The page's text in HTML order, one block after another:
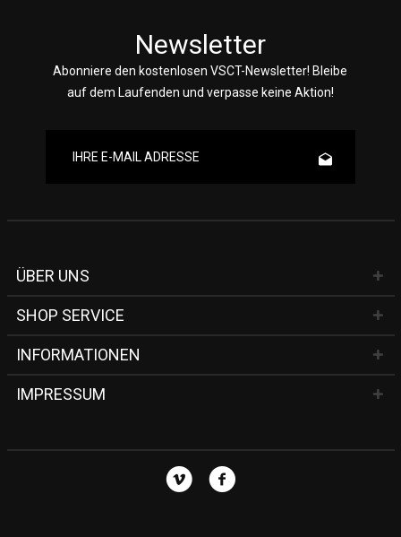
Newsletter
Abonniere den kostenlosen VSCT-Newsletter! Bleibe
auf dem Laufenden und verpasse keine Aktion!
ÜBER UNS
SHOP SERVICE
INFORMATIONEN
IMPRESSUM